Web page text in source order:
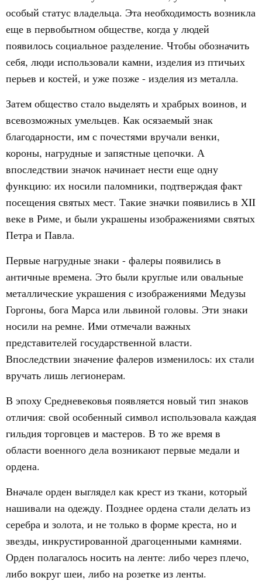
особый статус владельца. Эта необходимость возникла
еще в первобытном обществе, когда у людей
появилось социальное разделение. Чтобы обозначить
себя, люди использовали камни, изделия из птичьих
перьев и костей, и уже позже - изделия из металла.
Затем общество стало выделять и храбрых воинов, и
всевозможных умельцев. Как осязаемый знак
благодарности, им с почестями вручали венки,
короны, нагрудные и запястные цепочки. А
впоследствии значок начинает нести еще одну
функцию: их носили паломники, подтверждая факт
посещения святых мест. Такие значки появились в XII
веке в Риме, и были украшены изображениями святых
Петра и Павла.
Первые нагрудные знаки - фалеры появились в
античные времена. Это были круглые или овальные
металлические украшения с изображениями Медузы
Горгоны, бога Марса или львиной головы. Эти знаки
носили на ремне. Ими отмечали важных
представителей государственной власти.
Впоследствии значение фалеров изменилось: их стали
вручать лишь легионерам.
В эпоху Средневековья появляется новый тип знаков
отличия: свой особенный символ использовала каждая
гильдия торговцев и мастеров. В то же время в
области военного дела возникают первые медали и
ордена.
Вначале орден выглядел как крест из ткани, который
нашивали на одежду. Позднее ордена стали делать из
серебра и золота, и не только в форме креста, но и
звезды, инкрустированной драгоценными камнями.
Орден полагалось носить на ленте: либо через плечо,
либо вокруг шеи, либо на розетке из ленты.